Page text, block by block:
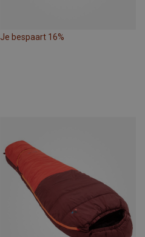
Je bespaart 16%